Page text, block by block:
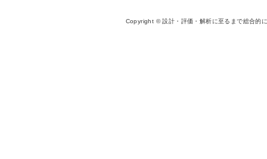
Copyright © 設計・評価・解析に至るまで総合的